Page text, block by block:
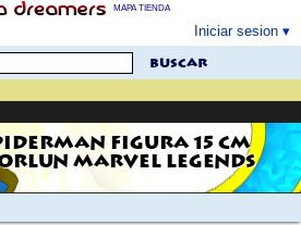
MAPA TIENDA
Iniciar sesion
buscar
FIGURA 15 CM
MARVEL LEGENDS